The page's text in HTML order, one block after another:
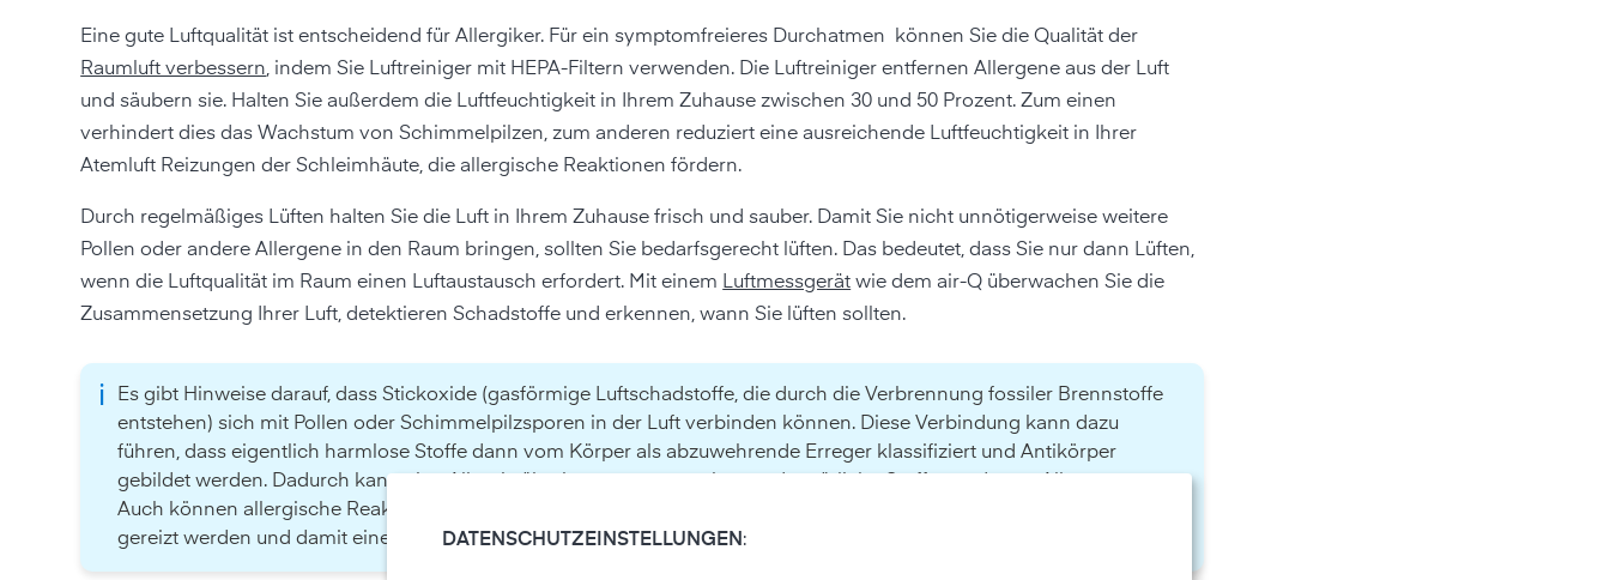
Eine gute Luftqualität ist entscheidend für Allergiker. Für ein symptomfreieres Durchatmen können Sie die Qualität der
Raumluft verbessern, indem Sie Luftreiniger mit HEPA-Filtern verwenden. Die Luftreiniger entfernen Allergene aus der Luft
und säubern sie. Halten Sie außerdem die Luftfeuchtigkeit in Ihrem Zuhause zwischen 30 und 50 Prozent. Zum einen
verhindert dies das Wachstum von Schimmelpilzen, zum anderen reduziert eine ausreichende Luftfeuchtigkeit in Ihrer
Atemluft Reizungen der Schleimhäute, die allergische Reaktionen fördern.
Durch regelmäßiges Lüften halten Sie die Luft in Ihrem Zuhause frisch und sauber. Damit Sie nicht unnötigerweise weitere
Pollen oder andere Allergene in den Raum bringen, sollten Sie bedarfsgerecht lüften. Das bedeutet, dass Sie nur dann Lüften,
wenn die Luftqualität im Raum einen Luftaustausch erfordert. Mit einem Luftmessgerät wie dem air-Q überwachen Sie die
Zusammensetzung Ihrer Luft, detektieren Schadstoffe und erkennen, wann Sie lüften sollten.
ℹ️
Es gibt Hinweise darauf, dass Stickoxide (gasförmige Luftschadstoffe, die durch die Verbrennung fossiler Brennstoffe
entstehen) sich mit Pollen oder Schimmelpilzsporen in der Luft verbinden können. Diese Verbindung kann dazu
führen, dass eigentlich harmlose Stoffe dann vom Körper als abzuwehrende Erreger klassifiziert und Antikörper
gebildet werden. Dadurch kann eine Allergie überhaupt erst entstehen und natürliche Stoffe werden zu Allergenen.
Auch können allergische Reaktionen durch Auftreten von Stickoxiden direkt verstärkt werden, da die Atemwege
gereizt werden und damit eine stärkere Entzündungsreaktion (Husten, Niesen) ausgelöst wird.
DATENSCHUTZEINSTELLUNGEN :